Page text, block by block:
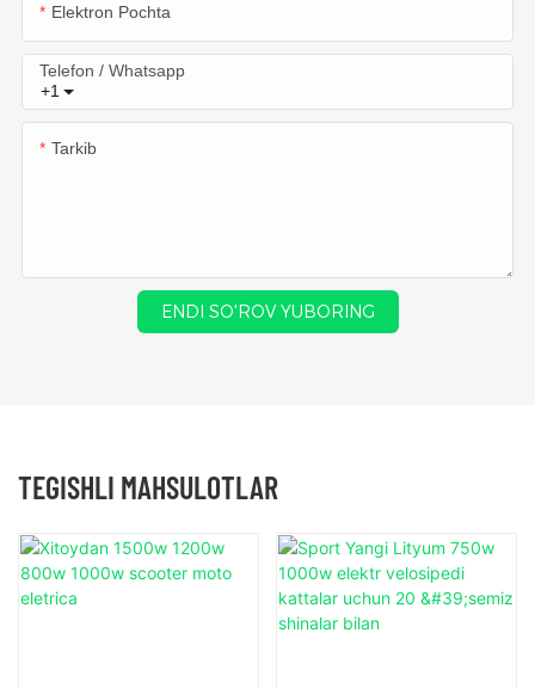
Elektron Pochta
+1
Telefon / Whatsapp
Tarkib
ENDI SO'ROV YUBORING
TEGISHLI MAHSULOTLAR